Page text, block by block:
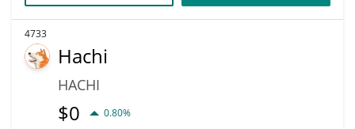
4733
Hachi
HACHI
$0 0.80%